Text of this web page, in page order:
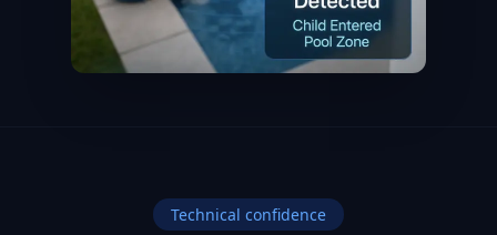
Technical confidence